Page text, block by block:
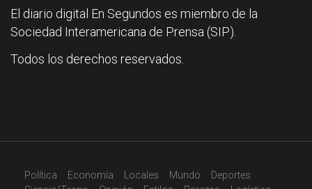
El diario digital En Segundos es miembro de la
Sociedad Interamericana de Prensa (SIP).
Todos los derechos reservados.
Política Economía Locales Mundo
Deportes